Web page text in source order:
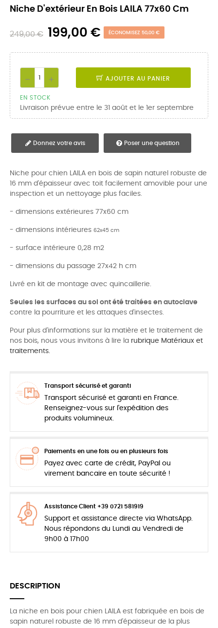
Niche D'extérieur En Bois LAILA 77x60 Cm
249,00 € 199,00 € ÉCONOMISEZ 50,00 €
AJOUTER AU PANIER
EN STOCK
Livraison prévue entre le 31 août et le 1er septembre
Donnez votre avis Poser une question
Niche pour chien LAILA en bois de sapin naturel robuste de
16 mm d'épaisseur avec toit facilement amovible pour une
inspection et un nettoyage plus faciles.
- dimensions extérieures 77x60 cm
- dimensions intérieures 62x45 cm
- surface intérieure 0,28 m2
- dimensions du passage 27x42 h cm
Livré en kit de montage avec quincaillerie.
Seules les surfaces au sol ont été traitées en autoclave
contre la pourriture et les attaques d'insectes.
Pour plus d'informations sur la matière et le traitement de
nos bois, nous vous invitons à lire la rubrique Matériaux et
traitements.
Transport sécurisé et garanti
Transport sécurisé et garanti en France.
Renseignez-vous sur l'expédition des
produits volumineux.
Paiements en une fois ou en plusieurs fois
Payez avec carte de crédit, PayPal ou
virement bancaire en toute sécurité !
Assistance Client +39 0721 581919
Support et assistance directe via WhatsApp.
Nous répondons du Lundi au Vendredi de
9h00 à 17h00
DESCRIPTION
La niche en bois pour chien LAILA est fabriquée en bois de
sapin naturel robuste de 16 mm d'épaisseur de la plus